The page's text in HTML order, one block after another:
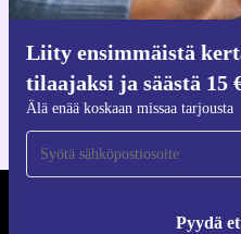
Liity ensimmäistä
tilaajaksi ja säästä 15
Älä enää koskaan missaa tarjousta
Pyydä
iOS:lle